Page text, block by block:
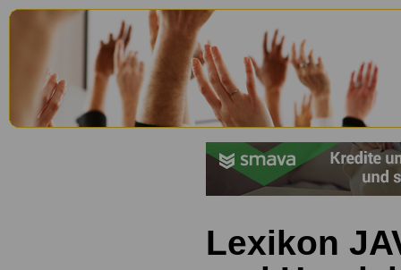
Lexikon